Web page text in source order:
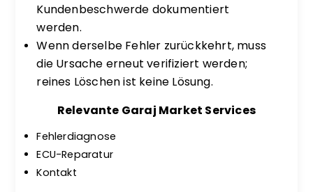
Kundenbeschwerde dokumentiert
werden.
Wenn derselbe Fehler zurückkehrt, muss
die Ursache erneut verifiziert werden;
reines Löschen ist keine Lösung.
Relevante Garaj Market Services
Fehlerdiagnose
ECU-Reparatur
Kontakt